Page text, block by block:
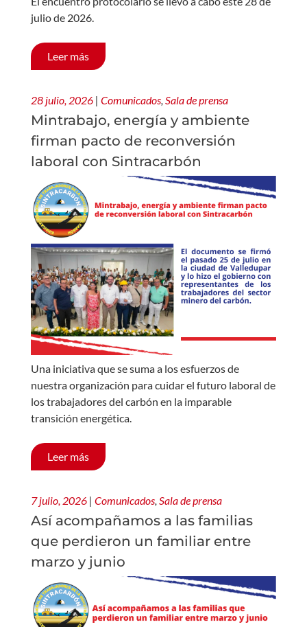
julio de 2026.
Leer más
28 julio, 2026 | Comunicados Sala de prensa
Mintrabajo, energía y ambiente
firman pacto de reconversión
laboral con Sintracarbón
Una iniciativa que se suma a los esfuerzos de
nuestra organización para cuidar el futuro laboral de
los trabajadores del carbón en la imparable
transición energética.
Leer más
7 julio, 2026 | Comunicados Sala de prensa
Así acompañamos a las familias
que perdieron un familiar entre
marzo y junio